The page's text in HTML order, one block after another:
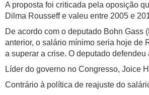
A proposta foi criticada pela oposição
Dilma Rousseff e valeu entre 2005 e
De acordo com o deputado Bohn Gass
anterior, o salário mínimo seria hoje de
a superar a crise. O deputado
Líder do governo no Congresso, Joice
Contrário à política de reajuste do